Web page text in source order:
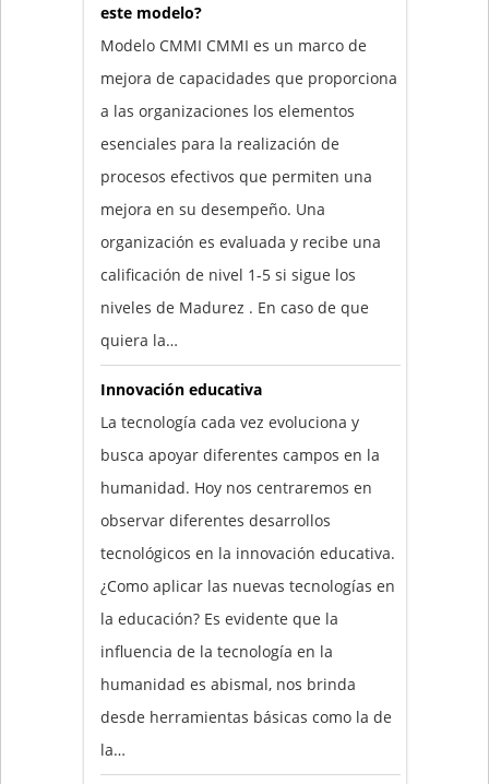
este modelo?
Modelo CMMI CMMI es un marco de
mejora de capacidades que proporciona
a las organizaciones los elementos
esenciales para la realización de
procesos efectivos que permiten una
mejora en su desempeño. Una
organización es evaluada y recibe una
calificación de nivel 1-5 si sigue los
niveles de Madurez . En caso de que
quiera la…
Innovación educativa
La tecnología cada vez evoluciona y
busca apoyar diferentes campos en la
humanidad. Hoy nos centraremos en
observar diferentes desarrollos
tecnológicos en la innovación educativa.
¿Como aplicar las nuevas tecnologías en
la educación? Es evidente que la
influencia de la tecnología en la
humanidad es abismal, nos brinda
desde herramientas básicas como la de
la…